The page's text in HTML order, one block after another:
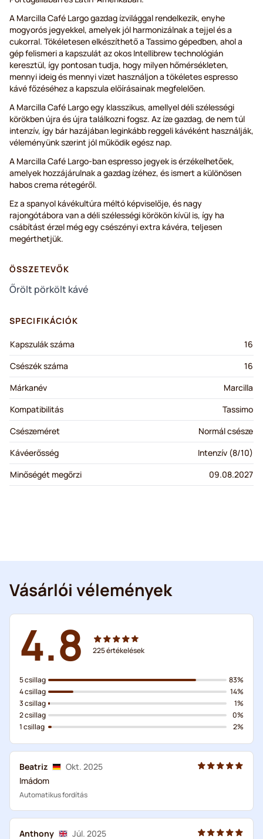
A Marcilla Café Largo gazdag ízvilággal rendelkezik, enyhe
mogyorós jegyekkel, amelyek jól harmonizálnak a tejjel és a
cukorral. Tökéletesen elkészíthető a Tassimo gépedben, ahol a
gép felismeri a kapszulát az okos Intellibrew technológián
keresztül, így pontosan tudja, hogy milyen hőmérsékleten,
mennyi ideig és mennyi vizet használjon a tökéletes espresso
kávé főzéséhez a kapszula előírásainak megfelelően.
A Marcilla Café Largo egy klasszikus, amellyel déli szélességi
körökben újra és újra találkozni fogsz. Az íze gazdag, de nem túl
intenzív, így bár hazájában leginkább reggeli kávéként használják,
véleményünk szerint jól működik egész nap.
A Marcilla Café Largo-ban espresso jegyek is érzékelhetőek,
amelyek hozzájárulnak a gazdag ízéhez, és ismert a különösen
habos crema rétegéről.
Ez a spanyol kávékultúra méltó képviselője, és nagy
rajongótábora van a déli szélességi körökön kívül is, így ha
csábítást érzel még egy csészényi extra kávéra, teljesen
megérthetjük.
ÖSSZETEVŐK
Őrölt pörkölt kávé
SPECIFIKÁCIÓK
Kapszulák száma
16
Csészék száma
16
Márkanév
Marcilla
Kompatibilitás
Tassimo
Csészeméret
Normál csésze
Kávéerősség
Intenzív (8/10)
Minőségét megőrzi
09.08.2027
Vásárlói vélemények
4.8 225értékelések
5 csillag
4 csillag
3 csillag
2 csillag
1 csillag
83%
14%
1%
0%
2%
Beatriz
Okt. 2025
Imádom
Automatikus fordítás
Anthony
Júl. 2025